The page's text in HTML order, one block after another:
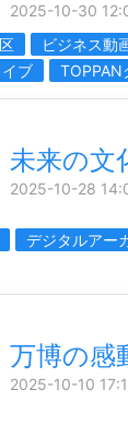
2025-10-30
ビジネス動
ブ
TOPPAN
未来の文
2025-10-28
デジタルアー
万博の感
2025-10-10